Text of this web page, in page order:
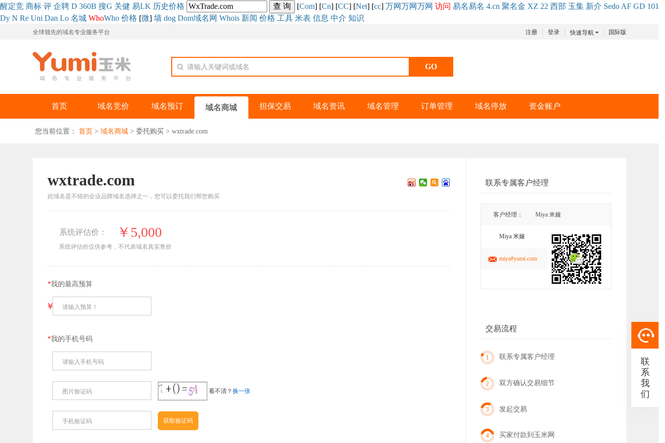
醒定竞 商标 评 企聘 D 360B 搜G 关健 易LK 历史价格 [Com] [Cn] [CC] [Net] [cc] 万网万网万网 访问 易名易名 4.cn 聚名金 XZ 22 西部 玉集 新介 Sedo AF GD 101
Dy N Re Uni Dan Lo 名城 WhoWho 价格 [微] 墙 dog Dom域名网 Whois 新闻 价格 工具 米表 信息 中介 知识